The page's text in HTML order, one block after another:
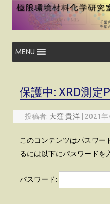
コ
ン
ツ
キ
ッ
MENU
保護中: XRD測定
投稿者: 大窪 貴洋 2021年
このコンテンツはパスワー
るには以下にパスワードを
パスワード: